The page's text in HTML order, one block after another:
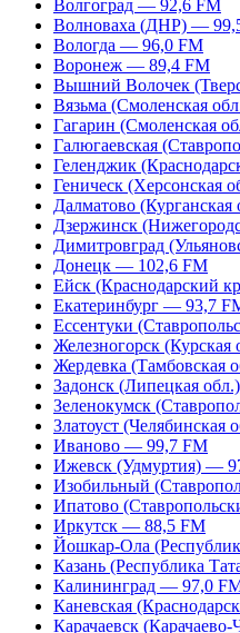
Волгоград — 92,6 FM
Волноваха (ДНР) —
Вологда — 96,0 FM
Воронеж — 89,4 FM
Вышний Волочек
Вязьма (Смоленская
Гагарин (Смоленская
Галюгаевская
Геленджик
Геническ (Херсонская
Далматово
Дзержинск
Димитровград
Донецк — 102,6 FM
Ейск (Краснодарский
Екатеринбург — 93,7
Ессентуки
Железногорск
Жердевка (Тамбовская
Задонск (Липецкая
Зеленокумск
Златоуст
Иваново — 99,7 FM
Ижевск (Удмуртия) —
Изобильный
Ипатово
Иркутск — 88,5 FM
Йошкар-Ола
Казань (Республика
Калининград — 97,0
Каневская
Карачаевск